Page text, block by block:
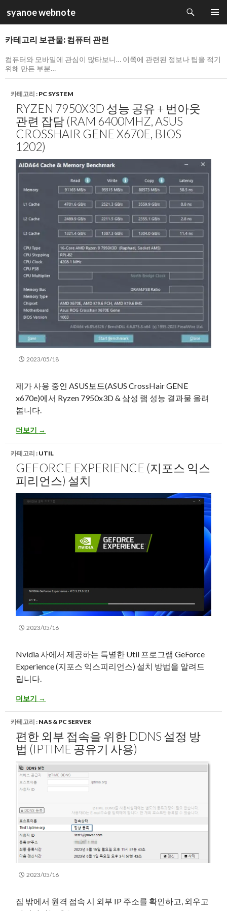
syanoe webnote
색
츠
건
너
기
카테고리 보관물: 컴퓨터 관련
컴퓨터와 모바일에 관심이 많타보니… 이쪽에 관련된 정보나 팁을 적기
위해 만든 부분…
카테고리 : PC SYSTEM
RYZEN 7950X3D 성능 공유 + 번아웃
관련 잡담 (RAM 6400MHZ, ASUS
CROSSHAIR GENE X670E, BIOS
1202)
2023/05/18
제가 사용 중인 ASUS보드(ASUS CrossHair GENE
x670e)에서 Ryzen 7950x3D & 삼성 램 성능 결과물 올려
봅니다.
Ryzen 7950x3D 성능 공유 + 번아웃 관련 잡담 (RAM 6400Mhz,
더보기 →
카테고리 : UTIL
GEFORCE EXPERIENCE (지포스 익스
피리언스) 설치
2023/05/16
Nvidia 사에서 제공하는 특별한 Util 프로그램 GeForce
Experience (지포스 익스피리언스) 설치 방법을 알려드
립니다.
GeForce Experience (지포스 익스피리언스) 설치
더보기 →
카테고리 : NAS & PC SERVER
편한 외부 접속을 위한 DDNS 설정 방
법 (IPTIME 공유기 사용)
2023/05/16
집 밖에서 원격 접속 시 외부 IP 주소를 확인하고, 외우고